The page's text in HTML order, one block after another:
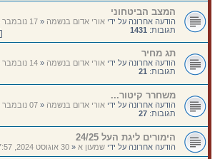
המצב הביטחוני
הודעה אחרונה על ידי אורי אדום בנשמה«17 נובמבר 2024, 01:02
תגובות: 1431
תג מחיר
הודעה אחרונה על ידי אורי אדום בנשמה«14 נובמבר 2024, 21:07
תגובות: 21
משחרר קיטור...
הודעה אחרונה על ידי אורי אדום בנשמה«07 נובמבר 2024, 23:14
תגובות: 27
הימורים ליגת העל 24/25
הודעה אחרונה על ידי שמעון א«30 אוגוסט 2024, 07:57